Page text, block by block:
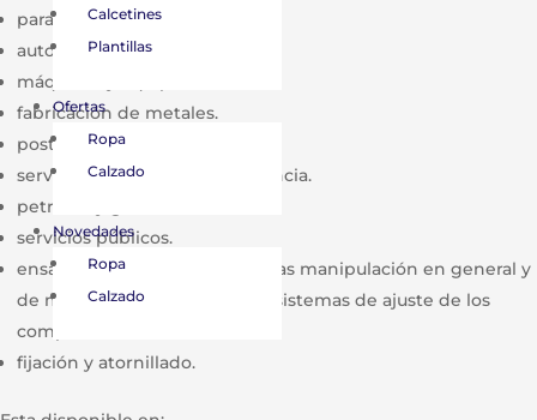
Calcetines
Plantillas
Ofertas
Ropa
Calzado
Novedades
Ropa
Calzado
para el sector aeroespacial.
automoción.
máquinas y equipos.
fabricación de metales.
postventa automoción.
servicios médicos de emergencia.
petróleo y gas.
servicios públicos.
ensamblaje de piezas pequeñas manipulación en general y
de materias primas y para los sistemas de ajuste de los
componentes de extracción.
fijación y atornillado.